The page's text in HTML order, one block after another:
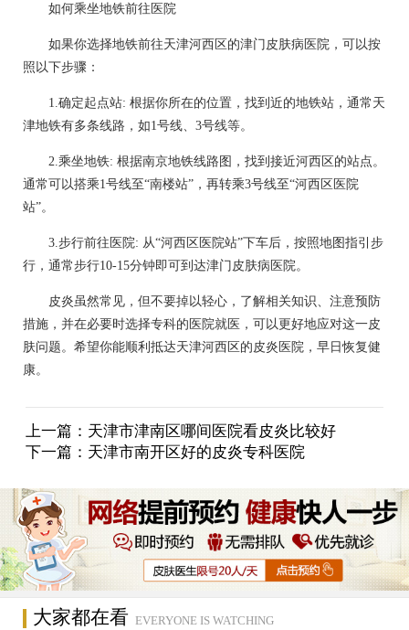
如何乘坐地铁前往医院
如果你选择地铁前往天津河西区的津门皮肤病医院，可以按
照以下步骤：
1.确定起点站: 根据你所在的位置，找到近的地铁站，通常天
津地铁有多条线路，如1号线、3号线等。
2.乘坐地铁: 根据南京地铁线路图，找到接近河西区的站点。
通常可以搭乘1号线至“南楼站”，再转乘3号线至“河西区医院
站”。
3.步行前往医院: 从“河西区医院站”下车后，按照地图指引步
行，通常步行10-15分钟即可到达津门皮肤病医院。
皮炎虽然常见，但不要掉以轻心，了解相关知识、注意预防
措施，并在必要时选择专科的医院就医，可以更好地应对这一皮
肤问题。希望你能顺利抵达天津河西区的皮炎医院，早日恢复健
康。
上一篇： 天津市津南区哪间医院看皮炎比较好
下一篇： 天津市南开区好的皮炎专科医院
大家都在看 EVERYONE IS WATCHING